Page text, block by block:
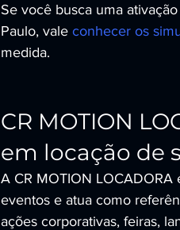
Se você busca uma
Paulo, vale conhecer os
medida.
CR MOTION
em locação de
A CR MOTION
eventos e atua como
ações corporativas, feiras,